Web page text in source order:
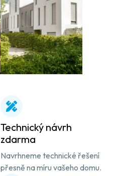
Technický návrh
zdarma
Navrhneme technické řešení
přesně na míru vašeho domu.